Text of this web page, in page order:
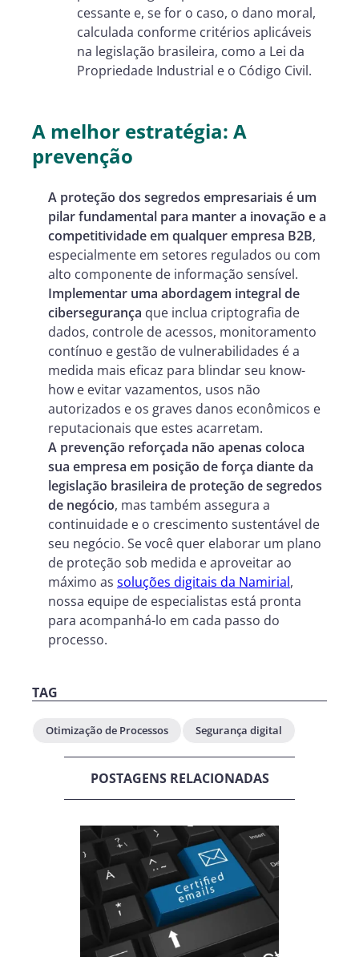
cessante e, se for o caso, o dano moral,
calculada conforme critérios aplicáveis
na legislação brasileira, como a Lei da
Propriedade Industrial e o Código Civil.
A melhor estratégia: A
prevenção
A proteção dos segredos empresariais é um
pilar fundamental para manter a inovação e a
competitividade em qualquer empresa B2B,
especialmente em setores regulados ou com
alto componente de informação sensível.
Implementar uma abordagem integral de
cibersegurança que inclua criptografia de
dados, controle de acessos, monitoramento
contínuo e gestão de vulnerabilidades é a
medida mais eficaz para blindar seu know-
how e evitar vazamentos, usos não
autorizados e os graves danos econômicos e
reputacionais que estes acarretam.
A prevenção reforçada não apenas coloca
sua empresa em posição de força diante da
legislação brasileira de proteção de segredos
de negócio, mas também assegura a
continuidade e o crescimento sustentável de
seu negócio. Se você quer elaborar um plano
de proteção sob medida e aproveitar ao
máximo as soluções digitais da Namirial,
nossa equipe de especialistas está pronta
para acompanhá-lo em cada passo do
processo.
TAG
Otimização de Processos Segurança digital
POSTAGENS RELACIONADAS